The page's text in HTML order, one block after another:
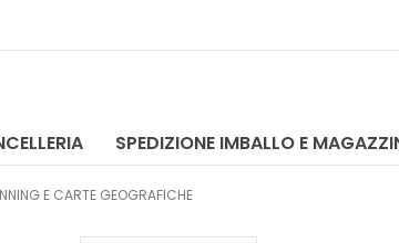
SPEDIZIONE IMBALLO E
E CARTE GEOGRAFICHE